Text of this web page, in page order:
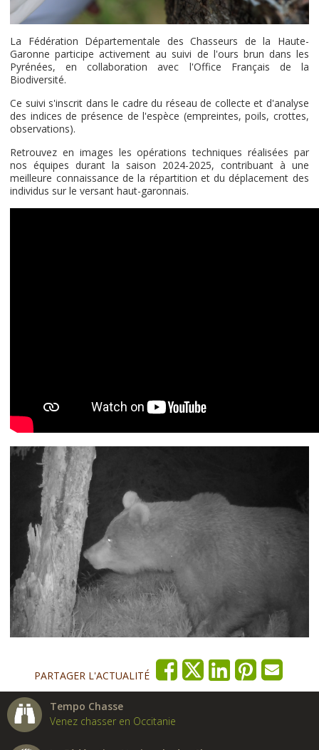
La Fédération Départementale des Chasseurs de la Haute-
Garonne participe activement au suivi de l'ours brun dans les
Pyrénées, en collaboration avec l'Office Français de la
Biodiversité.
Ce suivi s'inscrit dans le cadre du réseau de collecte et d'analyse
des indices de présence de l'espèce (empreintes, poils, crottes,
observations).
Retrouvez en images les opérations techniques réalisées par
nos équipes durant la saison 2024-2025, contribuant à une
meilleure connaissance de la répartition et du déplacement des
individus sur le versant haut-garonnais.
PARTAGER L'ACTUALITÉ
Tempo Chasse
Venez chasser en Occitanie